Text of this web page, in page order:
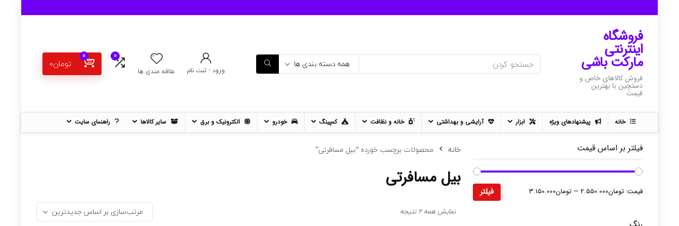
فروشگاه
اینترنتی
مارکت باشی
فروش کالاهای خاص و
دستچین با بهترین
قیمت
همه دسته بندی ها
ورود - ثبت نام علاقه مندی ها
0
0
تومان0
خانه پیشنهادهای ویژه ابزار آرایشی و بهداشتی خانه و نظافت کمپینگ خودرو الکترونیک و برق سایر کالاها راهنمای سایت
فیلتر بر اساس قیمت
حداقل
حداکثر
فیلتر قیمت: تومان2.550.000 — تومان3.150.000
خانه محصولات برچسب خورده “بیل مسافرتی”
بیل مسافرتی
نمایش همه 2 نتیجه مرتب‌سازی بر اساس جدیدترین